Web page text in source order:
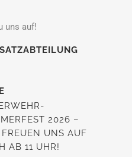
uns auf!
2026 –
UNS AUF
AB 11 UHR!